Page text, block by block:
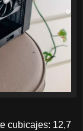
cubicajes: 12,7